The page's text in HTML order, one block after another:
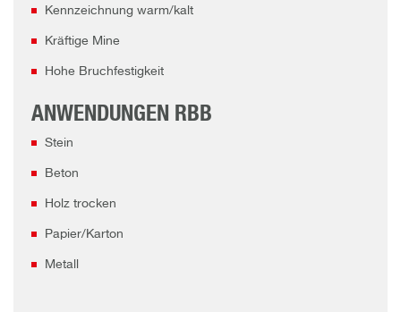
Kennzeichnung warm/kalt
Kräftige Mine
Hohe Bruchfestigkeit
ANWENDUNGEN RBB
Stein
Beton
Holz trocken
Papier/Karton
Metall